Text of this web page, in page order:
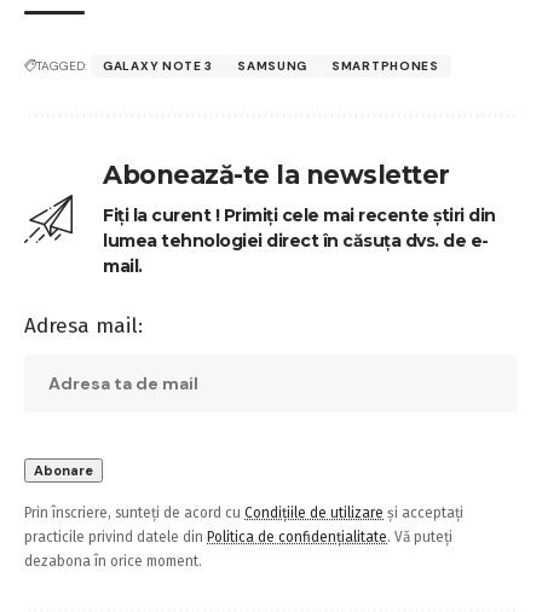
TAGGED: GALAXY NOTE 3 SAMSUNG SMARTPHONES
Abonează-te la newsletter
Fiți la curent ! Primiți cele mai recente știri din
lumea tehnologiei direct în căsuța dvs. de e-
mail.
Adresa mail:
Prin înscriere, sunteți de acord cu Condițiile de utilizare și acceptați
practicile privind datele din Politica de confidențialitate. Vă puteți
dezabona în orice moment.